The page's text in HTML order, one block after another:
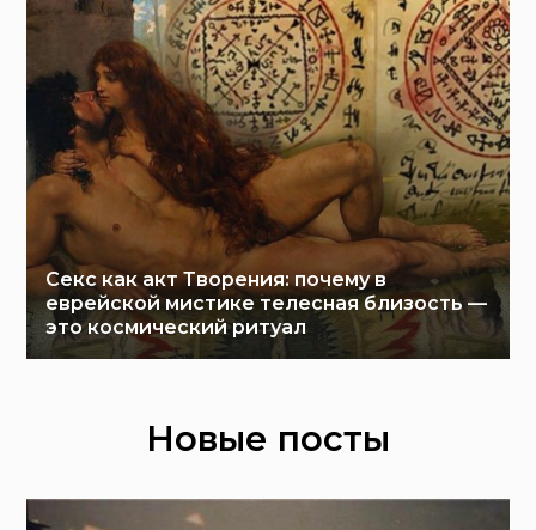
Секс как акт Творения: почему в
еврейской мистике телесная близость —
это космический ритуал
Новые посты